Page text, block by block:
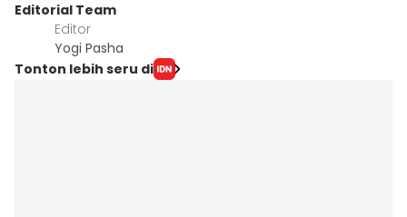
Editorial Team
Editor
Yogi Pasha
Tonton lebih seru di